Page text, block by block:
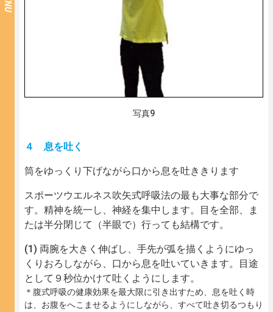
写真9
４ 息を吐く
筒をゆっくり下げながら口から息を吐ききります
スポーツウエルネス吹矢式呼吸法の最も大事な部分で
す。精神を統一し、神経を集中します。目を全部、ま
たは半分閉じて（半眼で）行っても結構です。
両腕を大きく伸ばし、手先が弧を描くようにゆっ
くりおろしながら、口から息を吐いていきます。目途
として９秒位かけて吐くようにします。
＊腹式呼吸の健康効果を最大限に引き出すため、息を吐く時
は、お腹をへこませるようにしながら、すべて吐き切るつもり